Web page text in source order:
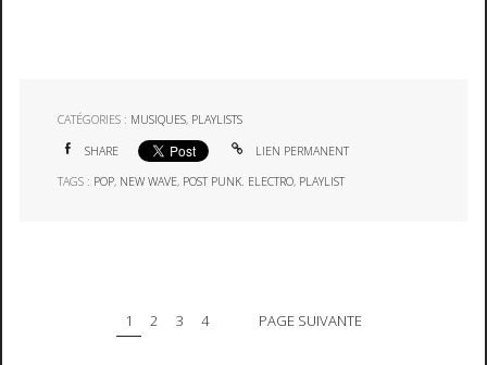
CATÉGORIES : MUSIQUES, PLAYLISTS
SHARE LIEN PERMANENT
TAGS : POP, NEW WAVE, POST PUNK. ELECTRO, PLAYLIST
1 2 3 4 PAGE SUIVANTE